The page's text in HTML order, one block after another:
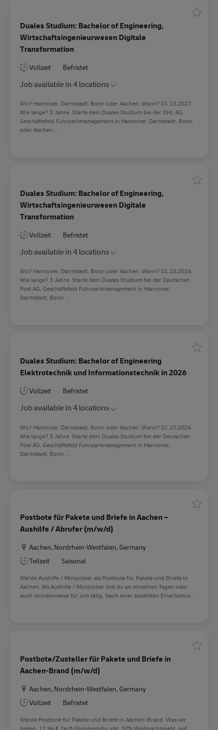
Duales Studium: Bachelor of Engineering,
Wirtschaftsingenieurwesen Digitale
Transformation
Vollzeit Befristet
Job available in 4 locations
Wo? Hannover, Darmstadt, Bonn oder Aachen. Wann? 01.10.2027.
Wie lange? 3 Jahre. Starte dein Duales Studium bei der DHL AG,
Geschäftsfeld Fuhrparkmanagement in Hannover, Darmstadt, Bonn
oder Aachen...
Duales Studium: Bachelor of Engineering,
Wirtschaftsingenieurwesen Digitale
Transformation
Vollzeit Befristet
Job available in 4 locations
Wo? Hannover, Darmstadt, Bonn oder Aachen. Wann? 01.10.2026.
Wie lange? 3 Jahre. Starte dein Duales Studium bei der Deutschen
Post AG, Geschäftsfeld Fuhrparkmanagement in Hannover,
Darmstadt, Bonn ...
Duales Studium: Bachelor of Engineering
Elektrotechnik und Informationstechnik in 2026
Vollzeit Befristet
Job available in 4 locations
Wo? Hannover, Darmstadt, Bonn oder Aachen. Wann? 01.10.2026.
Wie lange? 3 Jahre. Starte dein Duales Studium bei der Deutschen
Post AG, Geschäftsfeld Fuhrparkmanagement in Hannover,
Darmstadt, Bonn ...
Postbote für Pakete und Briefe in Aachen –
Aushilfe / Abrufer (m/w/d)
Standort
Aachen, Nordrhein-Westfalen, Germany
Teilzeit
Saisonal
Werde Aushilfe / Minijobber als Postbote für Pakete und Briefe in
Aachen. Als Aushilfe / Minijobber bist du an einzelnen Tagen oder
auch stundenweise für uns tätig. Nach einer bezahlten Einarbeitun...
Postbote/Zusteller für Pakete und Briefe in
Aachen-Brand (m/w/d)
Standort
Aachen, Nordrhein-Westfalen, Germany
Vollzeit
Befristet
Werde Postbote für Pakete und Briefe in Aachen-Brand. Was wir
bieten. 17,96 € Tarif-Stundenlohn inkl. 50% Weihnachtsgeld, ggf.